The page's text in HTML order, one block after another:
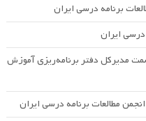
برنامه درسی ایران
ایران
مدیرکل دفتر برنامه‌ریزی آموزش
مطالعات برنامه درسی ایران